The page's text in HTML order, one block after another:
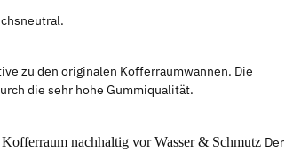
zu den originalen Kofferraumwannen. Die
die sehr hohe Gummiqualität.
nachhaltig vor Wasser & Schmutz Der